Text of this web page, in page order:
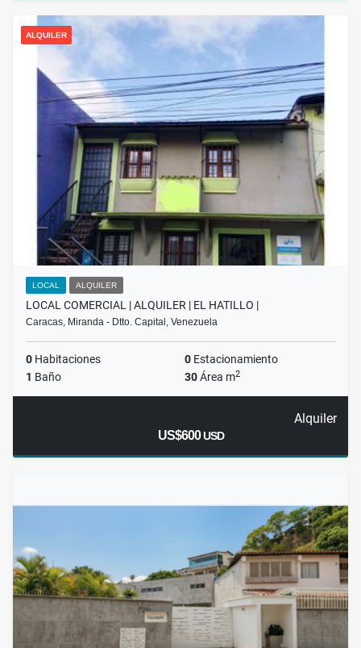
ALQUILER
LOCAL ALQUILER
LOCAL COMERCIAL | ALQUILER | EL HATILLO |
Caracas, Miranda - Dtto. Capital, Venezuela
0 Habitaciones 0 Estacionamiento
1 Baño 30Área m2
Alquiler
US$600USD